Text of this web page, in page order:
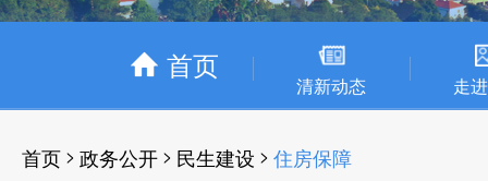
首页
清新动态 走
首页 > 政务公开 > 民生建设 > 住房保障